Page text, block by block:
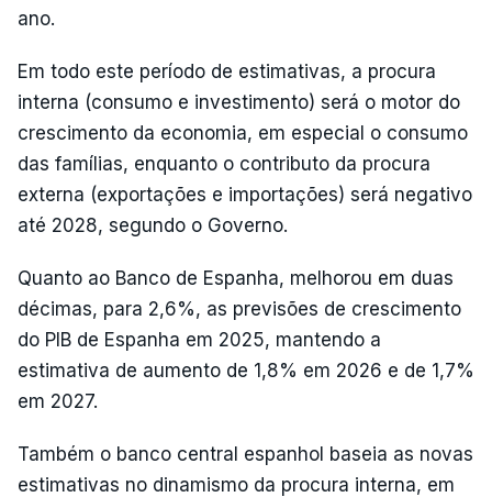
ano.
Em todo este período de estimativas, a procura
interna (consumo e investimento) será o motor do
crescimento da economia, em especial o consumo
das famílias, enquanto o contributo da procura
externa (exportações e importações) será negativo
até 2028, segundo o Governo.
Quanto ao Banco de Espanha, melhorou em duas
décimas, para 2,6%, as previsões de crescimento
do PIB de Espanha em 2025, mantendo a
estimativa de aumento de 1,8% em 2026 e de 1,7%
em 2027.
Também o banco central espanhol baseia as novas
estimativas no dinamismo da procura interna, em